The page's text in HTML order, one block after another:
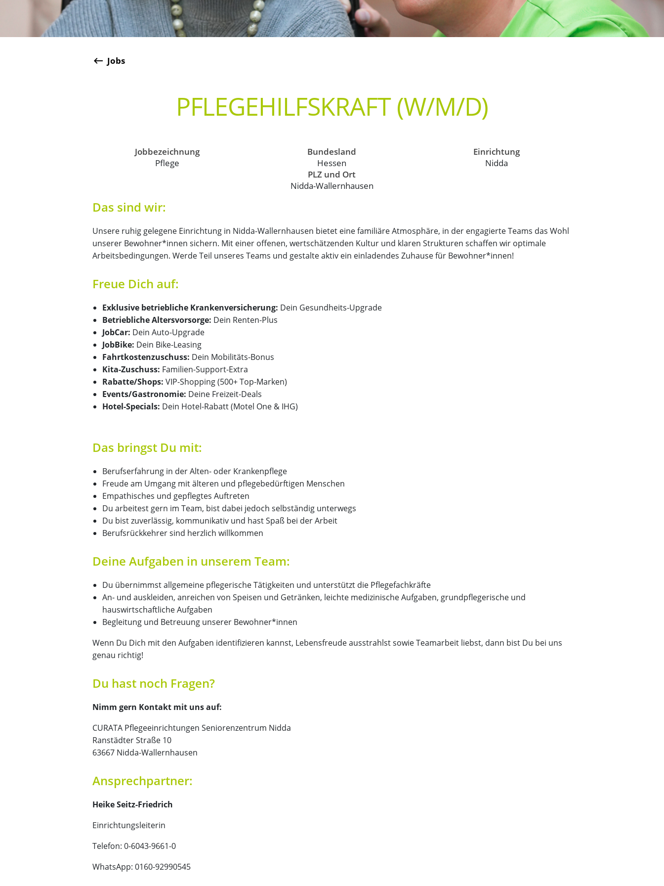
keyboard_backspace Jobs
PFLEGEHILFSKRAFT (W/M/D)
Jobbezeichnung
Pflege
Bundesland
Hessen
Einrichtung
Nidda
PLZ und Ort
Nidda-Wallernhausen
Das sind wir:
Unsere ruhig gelegene Einrichtung in Nidda-Wallernhausen bietet eine familiäre Atmosphäre, in der engagierte Teams das Wohl
unserer Bewohner*innen sichern. Mit einer offenen, wertschätzenden Kultur und klaren Strukturen schaffen wir optimale
Arbeitsbedingungen. Werde Teil unseres Teams und gestalte aktiv ein einladendes Zuhause für Bewohner*innen!
Freue Dich auf:
Exklusive betriebliche Krankenversicherung: Dein Gesundheits-Upgrade
Betriebliche Altersvorsorge: Dein Renten-Plus
JobCar: Dein Auto-Upgrade
JobBike: Dein Bike-Leasing
Fahrtkostenzuschuss: Dein Mobilitäts-Bonus
Kita-Zuschuss: Familien-Support-Extra
Rabatte/Shops: VIP-Shopping (500+ Top-Marken)
Events/Gastronomie: Deine Freizeit-Deals
Hotel-Specials: Dein Hotel-Rabatt (Motel One & IHG)
Das bringst Du mit:
Berufserfahrung in der Alten- oder Krankenpflege
Freude am Umgang mit älteren und pflegebedürftigen Menschen
Empathisches und gepflegtes Auftreten
Du arbeitest gern im Team, bist dabei jedoch selbständig unterwegs
Du bist zuverlässig, kommunikativ und hast Spaß bei der Arbeit
Berufsrückkehrer sind herzlich willkommen
Deine Aufgaben in unserem Team:
Du übernimmst allgemeine pflegerische Tätigkeiten und unterstützt die Pflegefachkräfte
An- und auskleiden, anreichen von Speisen und Getränken, leichte medizinische Aufgaben, grundpflegerische und
hauswirtschaftliche Aufgaben
Begleitung und Betreuung unserer Bewohner*innen
Wenn Du Dich mit den Aufgaben identifizieren kannst, Lebensfreude ausstrahlst sowie Teamarbeit liebst, dann bist Du bei uns
genau richtig!
Du hast noch Fragen?
Nimm gern Kontakt mit uns auf:
CURATA Pflegeeinrichtungen Seniorenzentrum Nidda
Ranstädter Straße 10
63667 Nidda-Wallernhausen
Ansprechpartner:
Heike Seitz-Friedrich
Einrichtungsleiterin
Telefon: 0-6043-9661-0
WhatsApp: 0160-92990545